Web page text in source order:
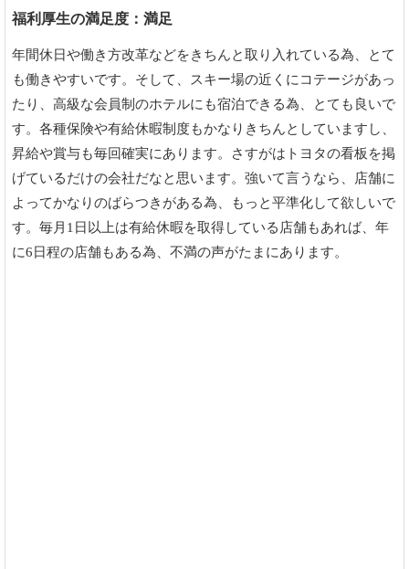
福利厚生の満足度：満足
年間休日や働き方改革などをきちんと取り入れている為、とて
も働きやすいです。そして、スキー場の近くにコテージがあっ
たり、高級な会員制のホテルにも宿泊できる為、とても良いで
す。各種保険や有給休暇制度もかなりきちんとしていますし、
昇給や賞与も毎回確実にあります。さすがはトヨタの看板を掲
げているだけの会社だなと思います。強いて言うなら、店舗に
よってかなりのばらつきがある為、もっと平準化して欲しいで
す。毎月1日以上は有給休暇を取得している店舗もあれば、年
に6日程の店舗もある為、不満の声がたまにあります。